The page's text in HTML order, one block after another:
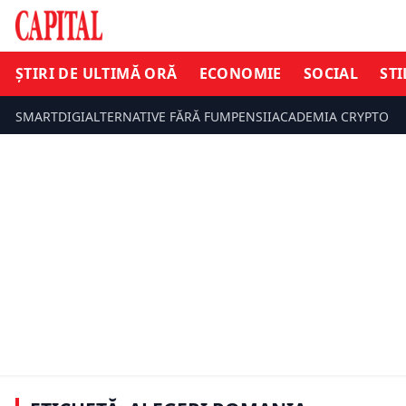
ȘTIRI DE ULTIMĂ ORĂ ECONOMIE SOCIAL
SMARTDIGIALTERNATIVE FĂRĂ FUMPENSIIACADEMIA CRYPTO
AUR: Oamenii nu sunt extremiști, ci